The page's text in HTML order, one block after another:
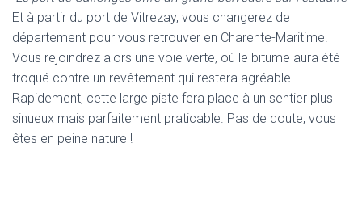
Et à partir du port de Vitrezay, vous changerez de
département pour vous retrouver en Charente-Maritime.
Vous rejoindrez alors une voie verte, où le bitume aura été
troqué contre un revêtement qui restera agréable.
Rapidement, cette large piste fera place à un sentier plus
sinueux mais parfaitement praticable. Pas de doute, vous
êtes en peine nature !